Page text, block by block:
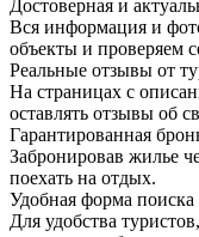
Достоверная и
Вся информация и
объекты и проверяем
Реальные отзывы от
На страницах с
оставлять отзывы об
Гарантированная
Забронировав жилье
поехать на отдых.
Удобная форма
Для удобства